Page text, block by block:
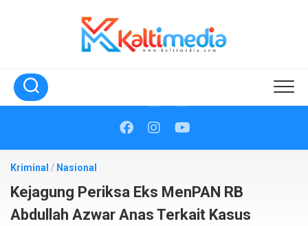
Kriminal / Nasional
Kejagung Periksa Eks MenPAN RB
Abdullah Azwar Anas Terkait Kasus